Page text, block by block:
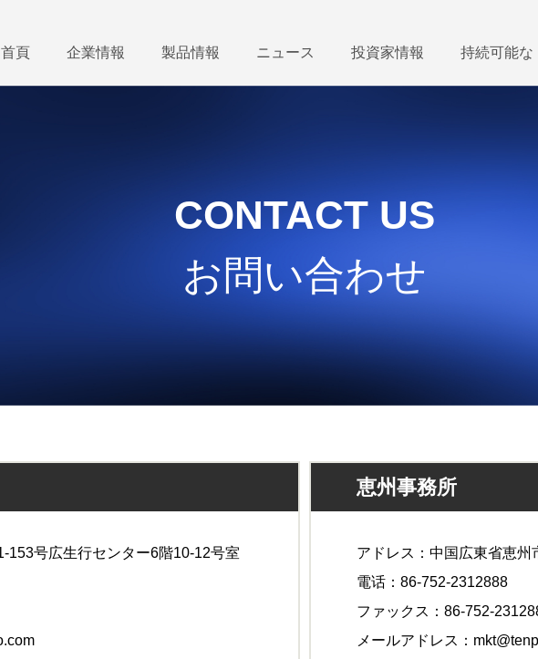
首頁 企業情報 製品情報 ニュース 投資家情報 持続可能な
CONTACT US
お問い合わせ
153号広生行センター6階10-12号室
恵州事務所
アドレス：中国広東省恵
電话：86-752-2312888
ファックス：86-752-
メールアドレス：